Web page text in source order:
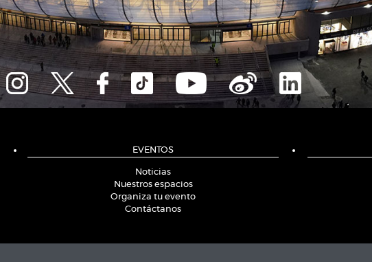
EVENTOS
Noticias
Nuestros espacios
Organiza tu evento
Contáctanos